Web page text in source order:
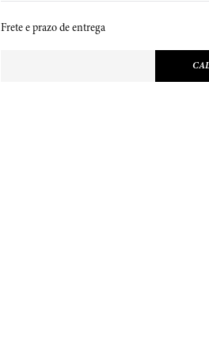
Frete e prazo de entrega